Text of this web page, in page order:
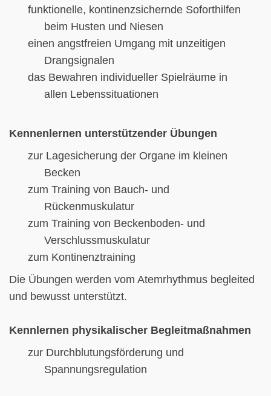
funktionelle, kontinenzsichernde Soforthilfen
beim Husten und Niesen
einen angstfreien Umgang mit unzeitigen
Drangsignalen
das Bewahren individueller Spielräume in
allen Lebenssituationen
Kennenlernen unterstützender Übungen
zur Lagesicherung der Organe im kleinen
Becken
zum Training von Bauch- und
Rückenmuskulatur
zum Training von Beckenboden- und
Verschlussmuskulatur
zum Kontinenztraining
Die Übungen werden vom Atemrhythmus begleited
und bewusst unterstützt.
Kennlernen physikalischer Begleitmaßnahmen
zur Durchblutungsförderung und
Spannungsregulation